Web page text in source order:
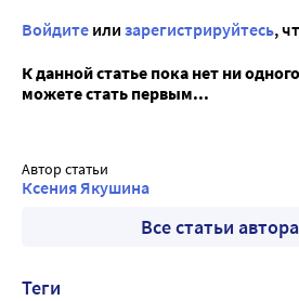
Войдите или зарегистрируйтесь,
К данной статье пока нет ни
можете стать первым...
Автор статьи
Ксения Якушина
Все статьи
Теги